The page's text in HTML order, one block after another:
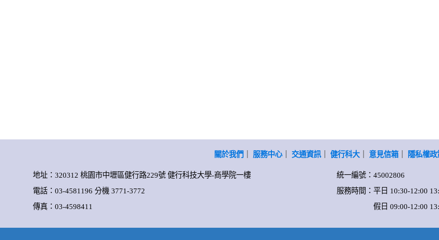
關於我們 服務中心｜ 交通資訊｜ 健行科大｜ 意見信箱｜ 隱私權政
地址：320312 桃園市中壢區健行路229號 健行科技大學-商學院一樓
電話：03-4581196 分機 3771-3772
傳真：03-4598411
統一編號：45002806
服務時間：平日 10:30-12:00
假日 09:00-12:00